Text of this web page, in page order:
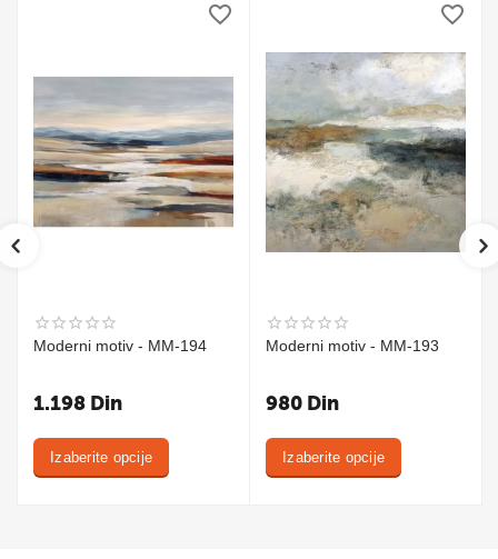
Moderni motiv - MM-194
1.198 Din
Izaberite opcije
Moderni motiv - MM-193
980 Din
Izaberite opcije